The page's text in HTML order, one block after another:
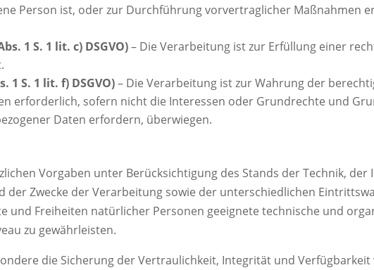
Person ist, oder zur Durchführung vorvertraglicher Maßnahmen
1 S. 1 lit. c) DSGVO)– Die Verarbeitung ist zur Erfüllung einer
1 S. 1 lit. f) DSGVO)– Die Verarbeitung ist zur Wahrung der
erforderlich, sofern nicht die Interessen oder Grundrechte und
Daten erfordern, überwiegen.
Vorgaben unter Berücksichtigung des Stands der Technik,
der Zwecke der Verarbeitung sowie der unterschiedlichen
und Freiheiten natürlicher Personen geeignete technische und
zu gewährleisten.
die Sicherung der Vertraulichkeit, Integrität und